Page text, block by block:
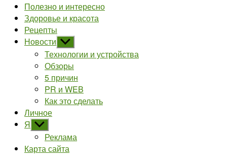
Полезно и интересно
Здоровье и красота
Рецепты
Новости Показывать
подменю
Технологии и устройства
Обзоры
5 причин
PR и WEB
Как это сделать
Личное
Я Показывать
подменю
Реклама
Карта сайта